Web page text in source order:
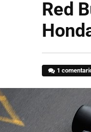
Red
1